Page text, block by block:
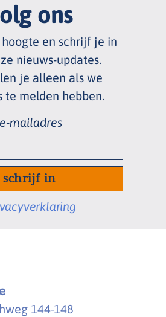
ons
en schrijf je in
nieuws-updates.
je alleen als we
te melden hebben.
144-148